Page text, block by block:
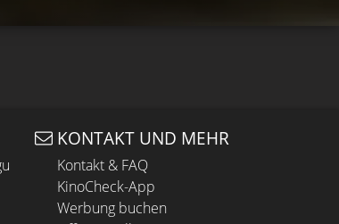
KONTAKT UND MEHR
Kontakt & FAQ
KinoCheck-App
Werbung buchen